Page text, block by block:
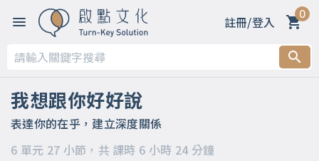
註冊/登入 0
我想跟你好好說
表達你的在乎，建立深度關係
6 單元 27 小節，共 課時 6 小時 24 分鐘
第一章
第二章 春天～善意的萌芽：用啟發取代要求
第三章 夏天～力量的生長：用引導化解命令
第四章 秋天～美好的收穫：用讚許昇華輕蔑